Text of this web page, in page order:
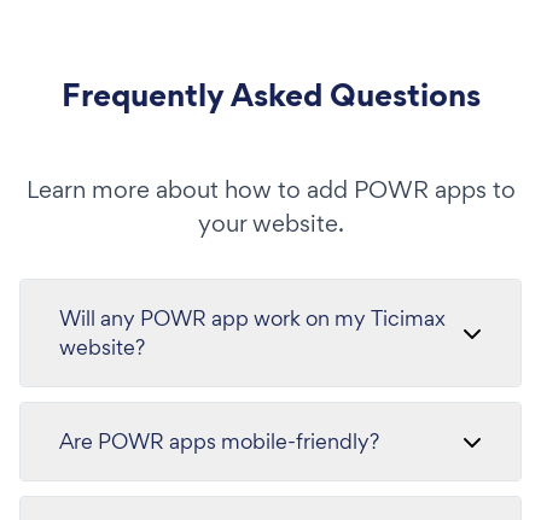
Frequently Asked Questions
Learn more about how to add POWR apps to
your website.
Will any POWR app work on my Ticimax
website?
Are POWR apps mobile-friendly?